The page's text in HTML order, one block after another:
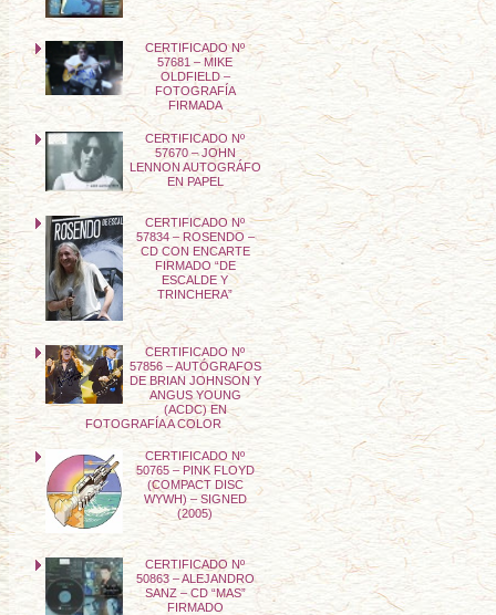
CERTIFICADO Nº
57681 – MIKE
OLDFIELD –
FOTOGRAFÍA
FIRMADA
CERTIFICADO Nº
57670 – JOHN
LENNON AUTOGRÁFO
EN PAPEL
CERTIFICADO Nº
57834 – ROSENDO –
CD CON ENCARTE
FIRMADO “DE
ESCALDE Y
TRINCHERA”
CERTIFICADO Nº
57856 – AUTÓGRAFOS
DE BRIAN JOHNSON Y
ANGUS YOUNG
(ACDC) EN
FOTOGRAFÍA A COLOR
CERTIFICADO Nº
50765 – PINK FLOYD
(COMPACT DISC
WYWH) – SIGNED
(2005)
CERTIFICADO Nº
50863 – ALEJANDRO
SANZ – CD “MAS”
FIRMADO